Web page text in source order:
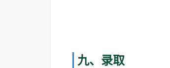
九、录取